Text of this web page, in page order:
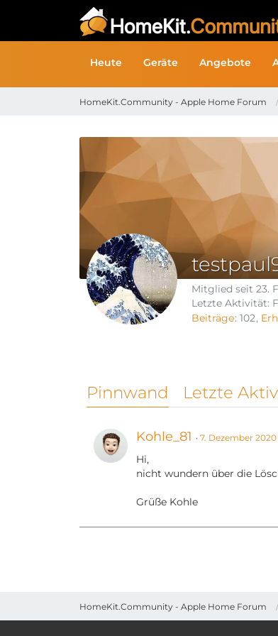
Heute Geräte Angebote
HomeKit.Community - Apple Home Forum
HomeKit.Community - Apple Home Forum
Mitglied seit 23.
Letzte Aktivität:
Beiträge 102
Pinnwand Letzte
Kohle_81 7. Dezember 2020
Hi,
nicht wundern über die
Grüße Kohle